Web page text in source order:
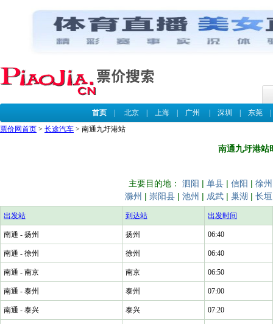
首页| 北京| 上海| 广州 深圳 东莞
票价网首页 > 长途汽车 > 南通九圩港站
南通九圩港站
主要目的地： 泗阳 | 单县 | 信阳 | 徐州
滁州 | 崇阳县 | 池州 | 成武 | 巢湖 | 长垣
出发站 到达站 出发时间
南通 - 扬州 扬州 06:40
南通 - 徐州 徐州 06:40
南通 - 南京 南京 06:50
南通 - 泰州 泰州 07:00
南通 - 泰兴 泰兴 07:20